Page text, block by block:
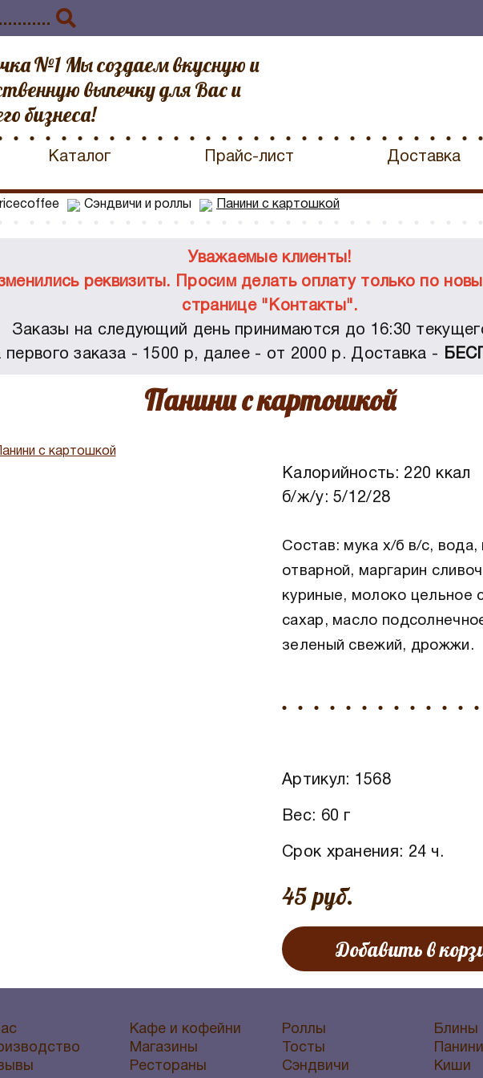
№1 Мы создаем вкусную и
выпечку для Вас и
бизнеса!
Каталог Прайс-лист Доставка
Сэндвичи и роллы Панини с картошкой
Уважаемые клиенты!
реквизиты. Просим делать оплату только по
странице "Контакты".
Заказы на следующий день принимаются до 16:30
заказа - 1500 р, далее - от 2000 р. Доставка -
Панини с картошкой
Калорийность: 220 ккал
б/ж/у: 5/12/28
Состав: мука х/б в/с,
отварной, маргарин
куриные, молоко цельное
сахар, масло
зеленый свежий, дрожжи.
Артикул: 1568
Вес: 60 г
Срок хранения: 24 ч.
45 руб.
Добавить в
Кафе и кофейни
Магазины
Рестораны
Роллы
Тосты
Сэндвичи
Блины
Панини
Киши